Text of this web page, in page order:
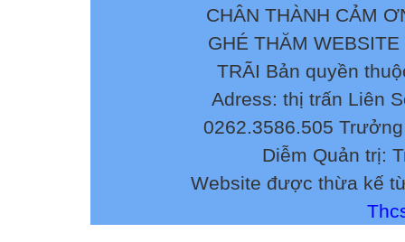
CHÂN THÀNH CẢM
GHÉ THĂM
TRÃI Bản quyền
Adress: thị trấn Liên
0262.3586.505
Diễm Quản trị:
Website được thừa kế